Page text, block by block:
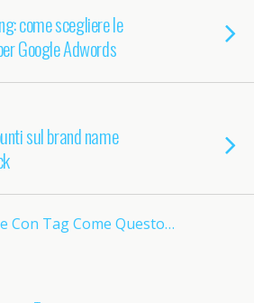
come scegliere le
Google Adwords
sul brand name
Con Tag Come Questo…